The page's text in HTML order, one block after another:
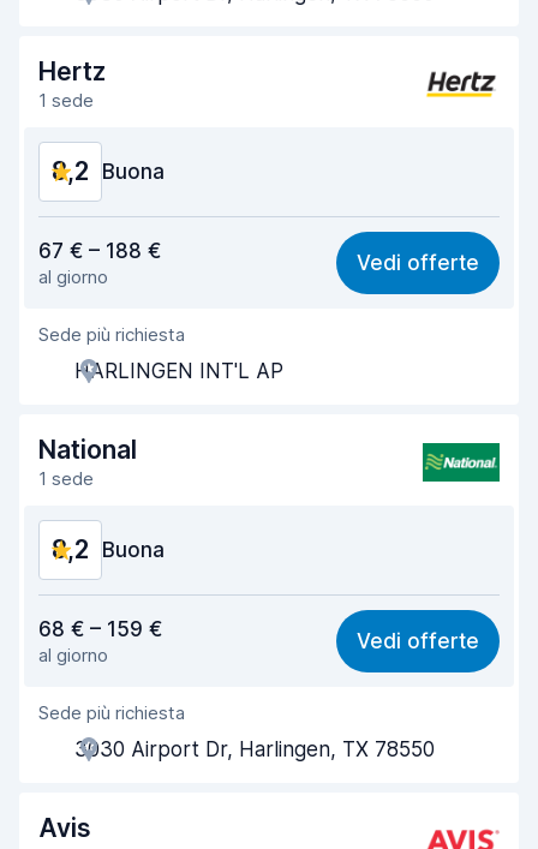
Rapidità del ritiro
Rapidità della riconsegna 8,2
Condizioni dell'auto
Hertz
1 sede
8,2 Buona
8,1
Facile da trovare 8,2
Gentilezza degli agenti
Rapidità del ritiro
Rapidità della riconsegna 8,2
Condizioni dell'auto
67 € – 188 €
al giorno
Vedi offerte
Sede più richiesta
HARLINGEN INT'L AP
National
1 sede
8,2 Buona
8,2
Facile da trovare 8,2
Gentilezza degli agenti
Rapidità del ritiro
Rapidità della riconsegna
68 € – 159 €
al giorno
Vedi offerte
Sede più richiesta
3030 Airport Dr, Harlingen, TX 78550
Avis